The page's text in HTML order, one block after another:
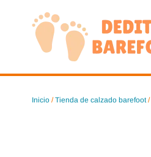
contenido
Inicio /Tienda de calzado barefoot/